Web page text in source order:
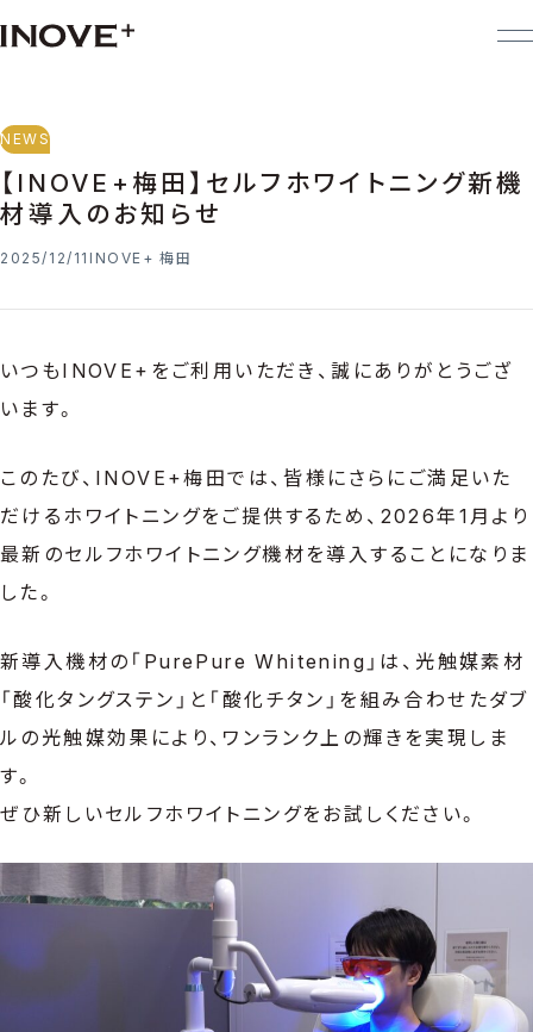
NEWS
【INOVE+梅田】セルフホワイトニング新機
材導入のお知らせ
2025/12/11 INOVE+ 梅田
いつもINOVE+をご利用いただき、誠にありがとうござ
います。
このたび、INOVE+梅田では、皆様にさらにご満足いた
だけるホワイトニングをご提供するため、2026年1月より
最新のセルフホワイトニング機材を導入することになりま
した。
新導入機材の「PurePure Whitening」は、光触媒素材
「酸化タングステン」と「酸化チタン」を組み合わせたダブ
ルの光触媒効果により、ワンランク上の輝きを実現しま
す。
ぜひ新しいセルフホワイトニングをお試しください。